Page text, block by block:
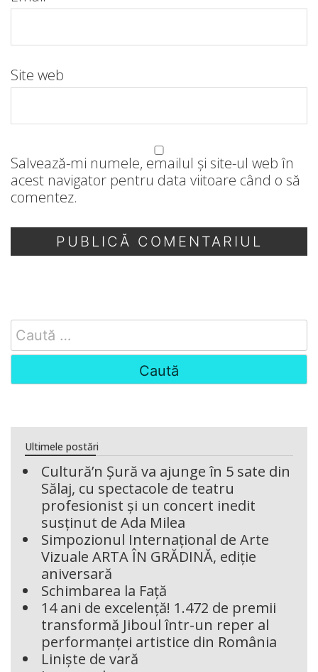
Site web
Salvează-mi numele, emailul și site-ul web în
acest navigator pentru data viitoare când o să
comentez.
Search
for:
Ultimele postări
Cultură’n Șură va ajunge în 5 sate din
Sălaj, cu spectacole de teatru
profesionist și un concert inedit
susținut de Ada Milea
Simpozionul Internațional de Arte
Vizuale ARTA ÎN GRĂDINĂ, ediție
aniversară
Schimbarea la Față
14 ani de excelență! 1.472 de premii
transformă Jiboul într-un reper al
performanței artistice din România
Liniște de vară